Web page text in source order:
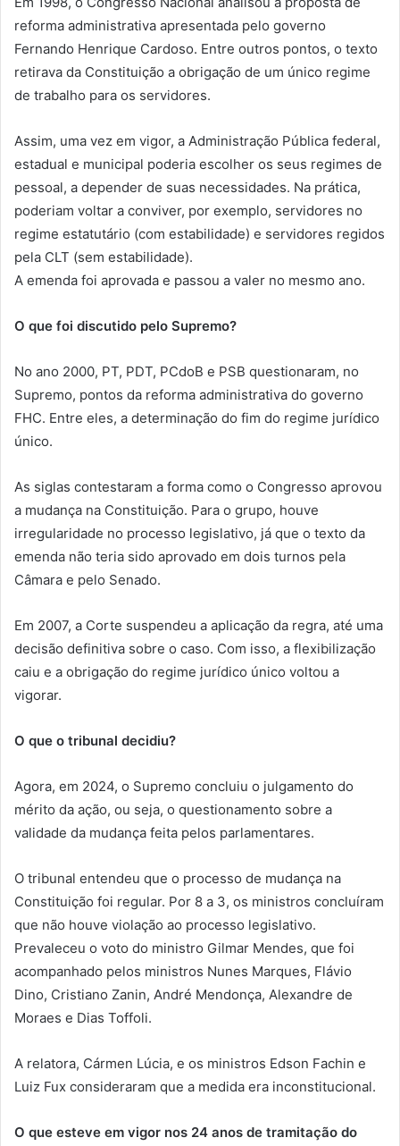
reforma administrativa apresentada pelo governo
Fernando Henrique Cardoso. Entre outros pontos, o texto
retirava da Constituição a obrigação de um único regime
de trabalho para os servidores.
Assim, uma vez em vigor, a Administração Pública federal,
estadual e municipal poderia escolher os seus regimes de
pessoal, a depender de suas necessidades. Na prática,
poderiam voltar a conviver, por exemplo, servidores no
regime estatutário (com estabilidade) e servidores regidos
pela CLT (sem estabilidade).
A emenda foi aprovada e passou a valer no mesmo ano.
O que foi discutido pelo Supremo?
No ano 2000, PT, PDT, PCdoB e PSB questionaram, no
Supremo, pontos da reforma administrativa do governo
FHC. Entre eles, a determinação do fim do regime jurídico
único.
As siglas contestaram a forma como o Congresso aprovou
a mudança na Constituição. Para o grupo, houve
irregularidade no processo legislativo, já que o texto da
emenda não teria sido aprovado em dois turnos pela
Câmara e pelo Senado.
Em 2007, a Corte suspendeu a aplicação da regra, até uma
decisão definitiva sobre o caso. Com isso, a flexibilização
caiu e a obrigação do regime jurídico único voltou a
vigorar.
O que o tribunal decidiu?
Agora, em 2024, o Supremo concluiu o julgamento do
mérito da ação, ou seja, o questionamento sobre a
validade da mudança feita pelos parlamentares.
O tribunal entendeu que o processo de mudança na
Constituição foi regular. Por 8 a 3, os ministros concluíram
que não houve violação ao processo legislativo.
Prevaleceu o voto do ministro Gilmar Mendes, que foi
acompanhado pelos ministros Nunes Marques, Flávio
Dino, Cristiano Zanin, André Mendonça, Alexandre de
Moraes e Dias Toffoli.
A relatora, Cármen Lúcia, e os ministros Edson Fachin e
Luiz Fux consideraram que a medida era inconstitucional.
O que esteve em vigor nos 24 anos de tramitação do